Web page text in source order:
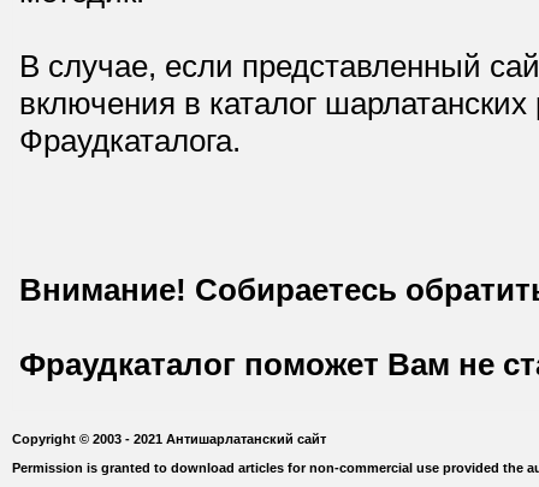
В случае, если представленный
включения в каталог
Фраудкаталога.
Внимание! Собираетесь
Фраудкаталог поможет Вам не
Copyright © 2003 - 2021 Антишарлатанский сайт
Permission is granted to download articles for non-commercial use provided the